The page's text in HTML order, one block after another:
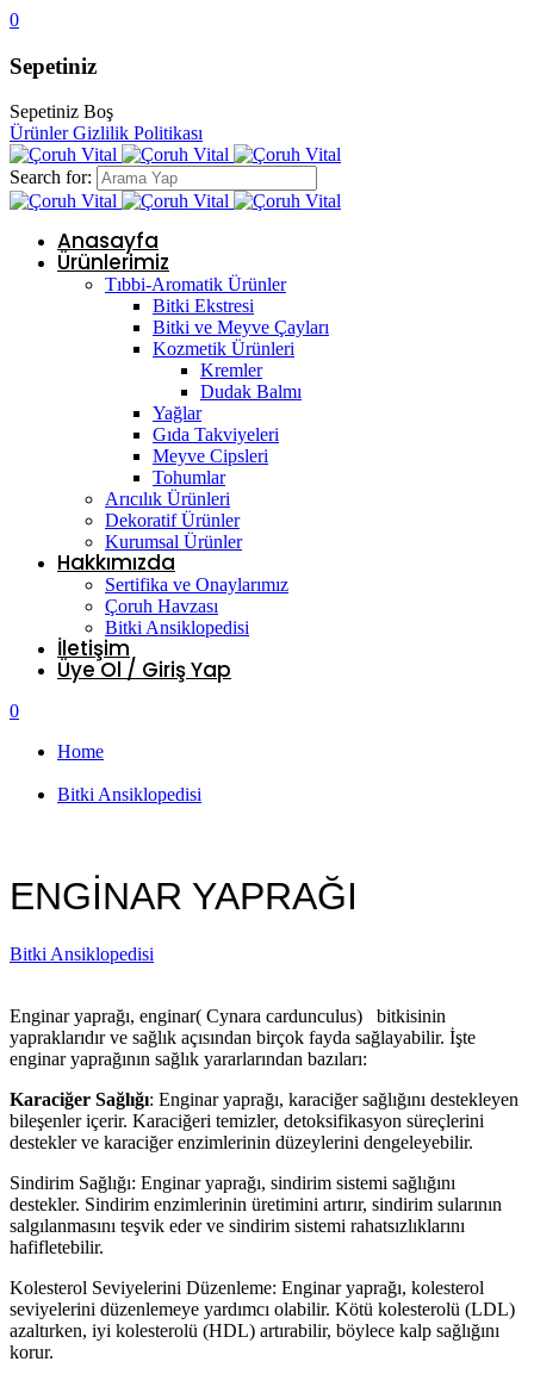
0
Sepetiniz
Sepetiniz Boş
Ürünler Gizlilik Politikası
Search for:
Anasayfa
Ürünlerimiz
Tıbbi-Aromatik Ürünler
Bitki Ekstresi
Bitki ve Meyve Çayları
Kozmetik Ürünleri
Kremler
Dudak Balmı
Yağlar
Gıda Takviyeleri
Meyve Cipsleri
Tohumlar
Arıcılık Ürünleri
Dekoratif Ürünler
Kurumsal Ürünler
Hakkımızda
Sertifika ve Onaylarımız
Çoruh Havzası
Bitki Ansiklopedisi
İletişim
Üye Ol / Giriş Yap
0
Home
Bitki Ansiklopedisi
ENGİNAR YAPRAĞI
Bitki Ansiklopedisi
Enginar yaprağı, enginar( Cynara cardunculus) bitkisinin
yapraklarıdır ve sağlık açısından birçok fayda sağlayabilir. İşte
enginar yaprağının sağlık yararlarından bazıları:
Karaciğer Sağlığı: Enginar yaprağı, karaciğer sağlığını destekleyen
bileşenler içerir. Karaciğeri temizler, detoksifikasyon süreçlerini
destekler ve karaciğer enzimlerinin düzeylerini dengeleyebilir.
Sindirim Sağlığı: Enginar yaprağı, sindirim sistemi sağlığını
destekler. Sindirim enzimlerinin üretimini artırır, sindirim sularının
salgılanmasını teşvik eder ve sindirim sistemi rahatsızlıklarını
hafifletebilir.
Kolesterol Seviyelerini Düzenleme: Enginar yaprağı, kolesterol
seviyelerini düzenlemeye yardımcı olabilir. Kötü kolesterolü (LDL)
azaltırken, iyi kolesterolü (HDL) artırabilir, böylece kalp sağlığını
korur.